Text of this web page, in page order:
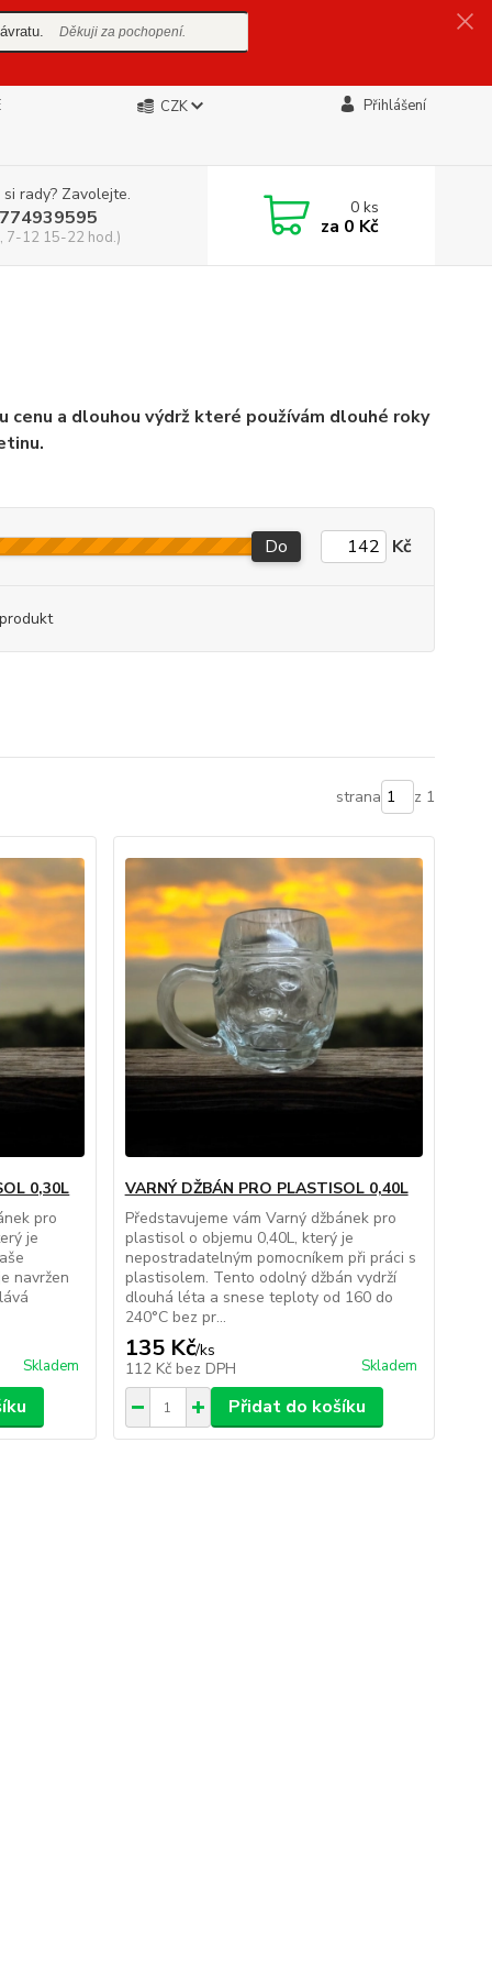
Děkuji za pochopení.
CZK Přihlášení
rady? Zavolejte.
7-12 15-22 hod.)
0ks
za 0 Kč
a dlouhou výdrž které používám dlouhé roky
Do Kč
strana z 1
0,30L
pro
je
navržen
Skladem
VARNÝ DŽBÁN PRO PLASTISOL 0,40L
Představujeme vám Varný džbánek pro
plastisol o objemu 0,40L, který je
nepostradatelným pomocníkem při práci s
plastisolem. Tento odolný džbán vydrží
dlouhá léta a snese teploty od 160 do
240°C bez pr...
135 Kč/ks
112 Kč bez DPH Skladem
Přidat do košíku